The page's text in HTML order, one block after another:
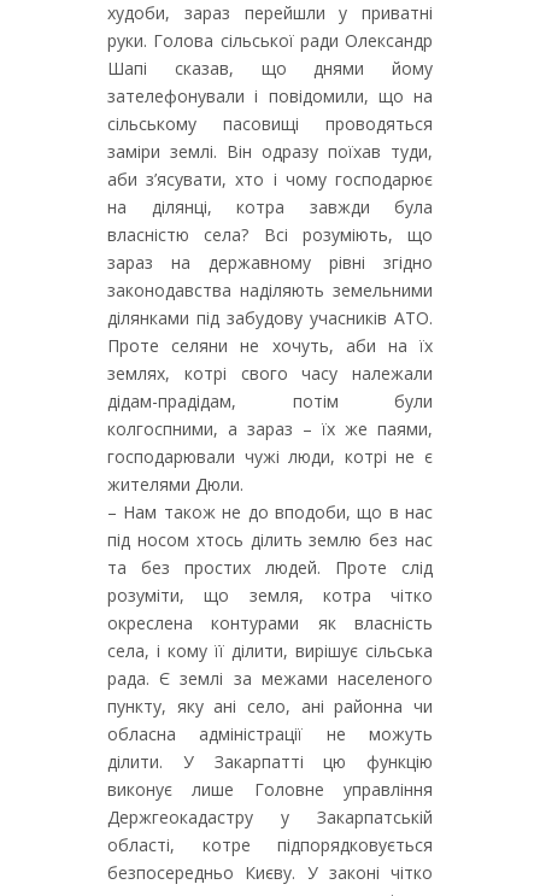
худоби, зараз перейшли у приватні
руки. Голова сільської ради Олександр
Шапі сказав, що днями йому
зателефонували і повідомили, що на
сільському пасовищі проводяться
заміри землі. Він одразу поїхав туди,
аби з’ясувати, хто і чому господарює
на ділянці, котра завжди була
власністю села? Всі розуміють, що
зараз на державному рівні згідно
законодавства наділяють земельними
ділянками під забудову учасників АТО.
Проте селяни не хочуть, аби на їх
землях, котрі свого часу належали
дідам-прадідам, потім були
колгоспними, а зараз – їх же паями,
господарювали чужі люди, котрі не є
жителями Дюли.
– Нам також не до вподоби, що в нас
під носом хтось ділить землю без нас
та без простих людей. Проте слід
розуміти, що земля, котра чітко
окреслена контурами як власність
села, і кому її ділити, вирішує сільська
рада. Є землі за межами населеного
пункту, яку ані село, ані районна чи
обласна адміністрації не можуть
ділити. У Закарпатті цю функцію
виконує лише Головне управління
Держгеокадастру у Закарпатській
області, котре підпорядковується
безпосередньо Києву. У законі чітко